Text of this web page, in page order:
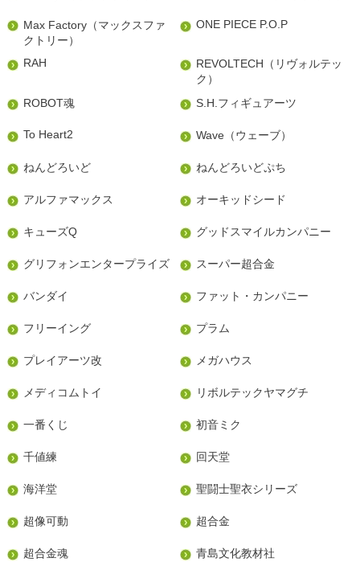
Max Factory（マックスファ
クトリー）
ONE PIECE P.O.P
RAH
REVOLTECH（リヴォルテッ
ク）
ROBOT魂
S.H.フィギュアーツ
To Heart2 Wave（ウェーブ）
ねんどろいど ねんどろいどぷち
アルファマックス オーキッドシード
キューズQ グッドスマイルカンパニー
グリフォンエンタープライズ スーパー超合金
バンダイ ファット・カンパニー
フリーイング プラム
プレイアーツ改 メガハウス
メディコムトイ リボルテックヤマグチ
一番くじ 初音ミク
千値練 回天堂
海洋堂 聖闘士聖衣シリーズ
超像可動 超合金
超合金魂 青島文化教材社